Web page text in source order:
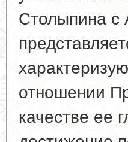
Столыпина
отношении
качестве ее